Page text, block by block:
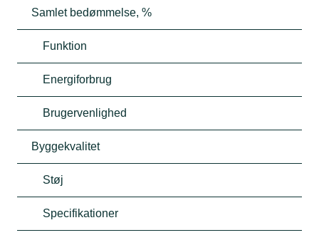
Samlet bedømmelse, %
Funktion
Energiforbrug
Brugervenlighed
Byggekvalitet
Støj
Specifikationer